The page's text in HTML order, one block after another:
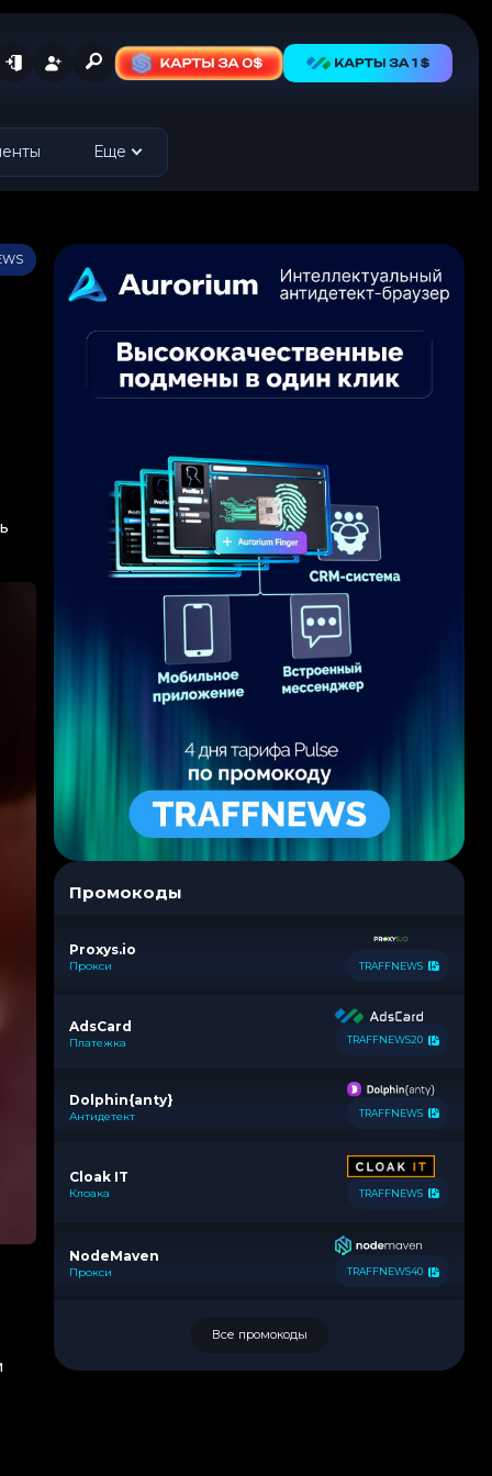
Еще
Промокоды
Proxys.io
Прокси TRAFFNEWS
AdsCard
Платежка TRAFFNEWS20
Dolphin{anty}
Антидетект TRAFFNEWS
Cloak IT
Клоака TRAFFNEWS
NodeMaven
Прокси TRAFFNEWS40
Все промокоды